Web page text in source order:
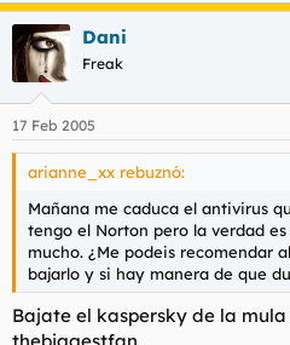
Dani
Freak
17 Feb 2005
arianne_xx rebuznó:
Mañana me caduca el antivirus
tengo el Norton pero la verdad
mucho. ¿Me podeis recomendar
bajarlo y si hay manera de que
Bajate el kaspersky de la
thebiggestfan